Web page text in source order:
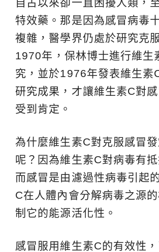
特效藥。那是因為感冒病毒
複雜，醫學界仍處於研究克
1970年，保林博士進行維生
究，並於1976年發表維生素
研究成果，才讓維生素C對
受到肯定。
為什麼維生素C對克服感冒
呢？因為維生素C對病毒有抵
而感冒是由濾過性病毒引起
C在人體內會分解病毒之源
制它的能源活化性。
感冒服用維生素C的有效性